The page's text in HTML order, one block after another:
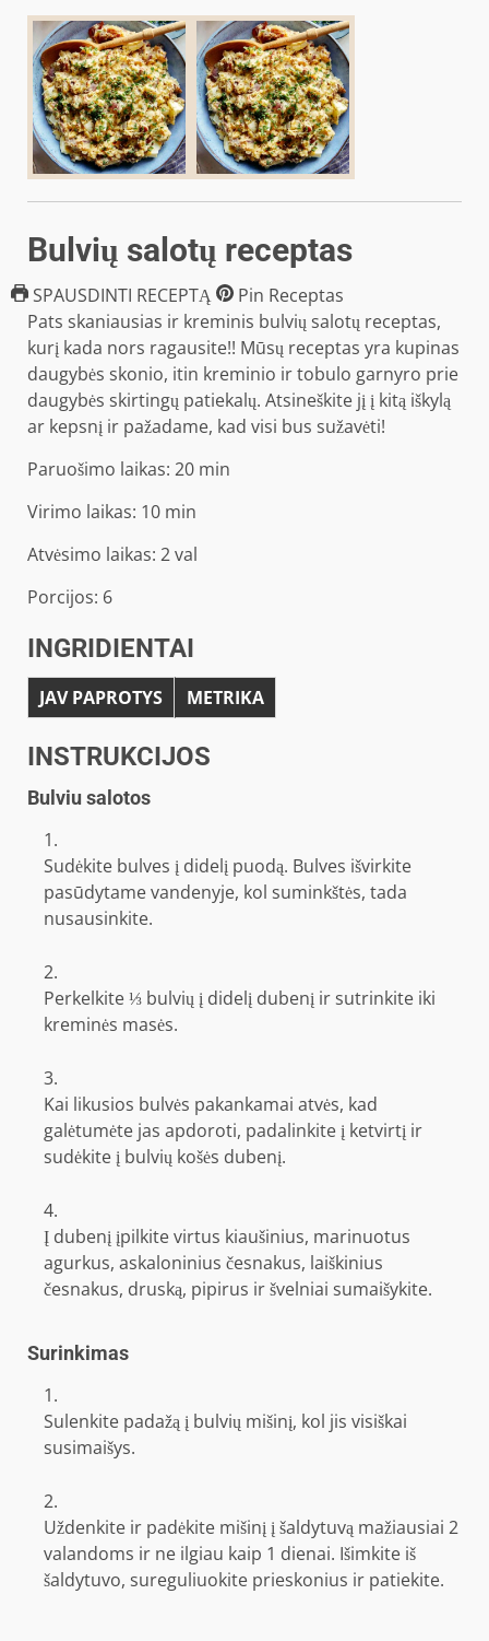
Bulvių salotų receptas
SPAUSDINTI RECEPTĄ
Pin Receptas
Pats skaniausias ir kreminis bulvių salotų receptas,
kurį kada nors ragausite!! Mūsų receptas yra kupinas
daugybės skonio, itin kreminio ir tobulo garnyro prie
daugybės skirtingų patiekalų. Atsineškite jį į kitą iškylą
ar kepsnį ir pažadame, kad visi bus sužavėti!
Paruošimo laikas: 20minučių
min
Virimo laikas: 10minučių
min
Atvėsimo laikas: 2valandų
val
Porcijos: 6
INGRIDIENTAI
JAV PAPROTYS METRIKA
INSTRUKCIJOS
Bulviu salotos
Sudėkite bulves į didelį puodą. Bulves išvirkite
pasūdytame vandenyje, kol suminkštės, tada
nusausinkite.
Perkelkite ⅓ bulvių į didelį dubenį ir sutrinkite iki
kreminės masės.
Kai likusios bulvės pakankamai atvės, kad
galėtumėte jas apdoroti, padalinkite į ketvirtį ir
sudėkite į bulvių košės dubenį.
Į dubenį įpilkite virtus kiaušinius, marinuotus
agurkus, askaloninius česnakus, laiškinius
česnakus, druską, pipirus ir švelniai sumaišykite.
Surinkimas
Sulenkite padažą į bulvių mišinį, kol jis visiškai
susimaišys.
Uždenkite ir padėkite mišinį į šaldytuvą mažiausiai 2
valandoms ir ne ilgiau kaip 1 dienai. Išimkite iš
šaldytuvo, sureguliuokite prieskonius ir patiekite.